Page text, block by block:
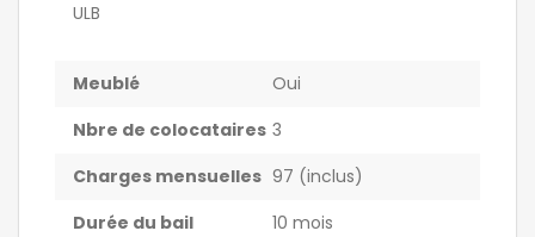
ULB
Meublé
Oui
Nbre de colocataires 3
Charges mensuelles 97 (inclus)
Durée du bail
10 mois